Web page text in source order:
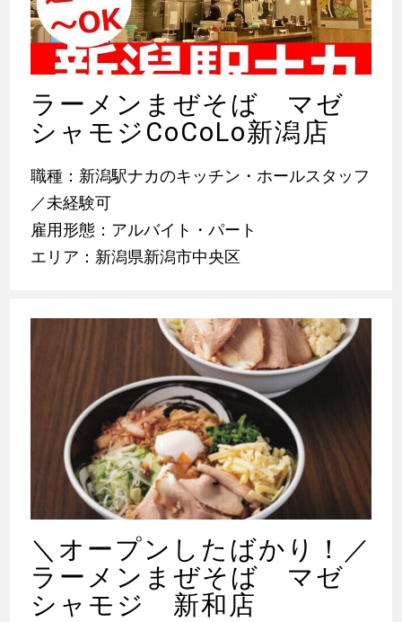
ラーメンまぜそば マゼ
シャモジCoCoLo新潟店
職種：新潟駅ナカのキッチン・ホールスタッフ
／未経験可
雇用形態：アルバイト・パート
エリア：新潟県新潟市中央区
＼オープンしたばかり！／
ラーメンまぜそば マゼ
シャモジ 新和店